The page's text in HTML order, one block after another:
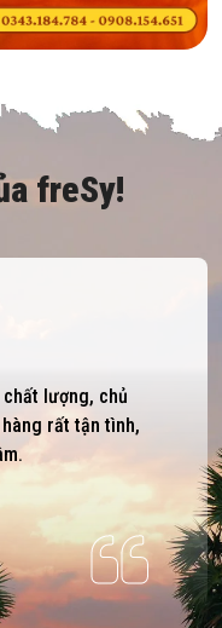
freSy!
lượng, chủ
rất tận tình,